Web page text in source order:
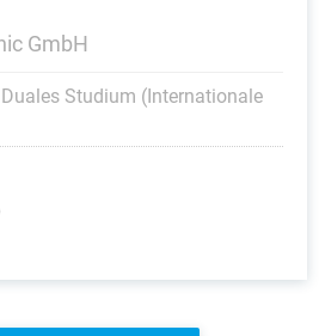
GmbH
Studium (Internationale